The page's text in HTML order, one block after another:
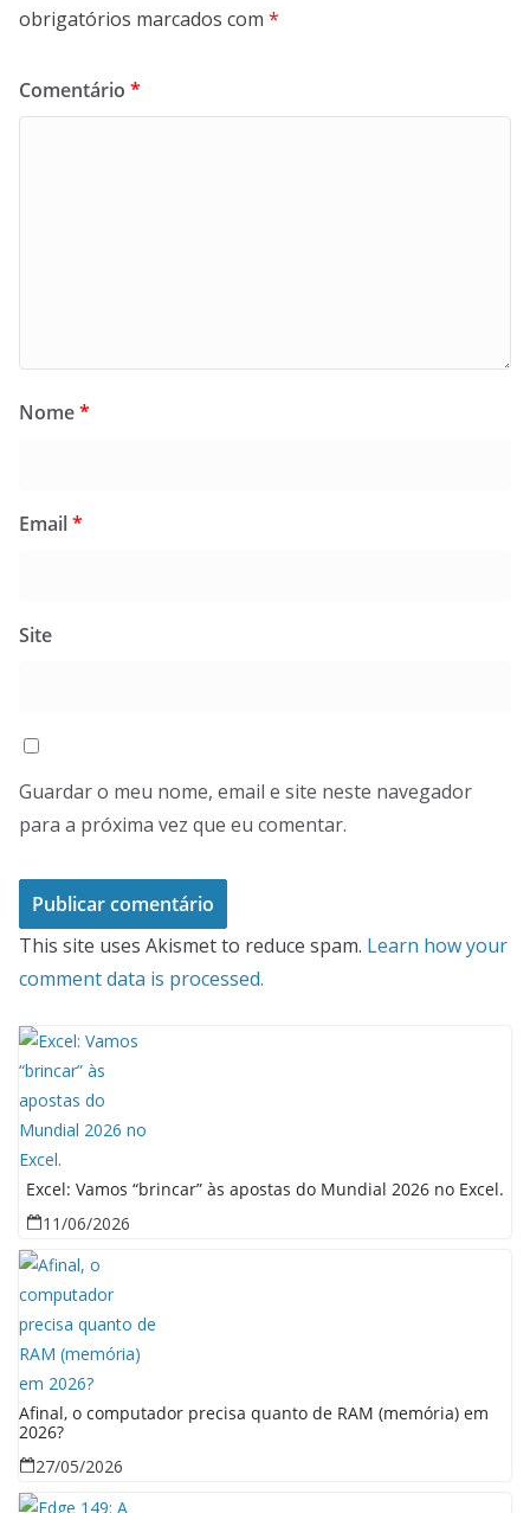
obrigatórios marcados com *
Comentário *
Nome*
Email*
Site
Guardar o meu nome, email e site neste navegador
para a próxima vez que eu comentar.
This site uses Akismet to reduce spam. Learn how your
comment data is processed.
Excel: Vamos “brincar” às apostas do Mundial 2026 no Excel.
11/06/2026
Afinal, o computador precisa quanto de RAM (memória) em
2026?
27/05/2026